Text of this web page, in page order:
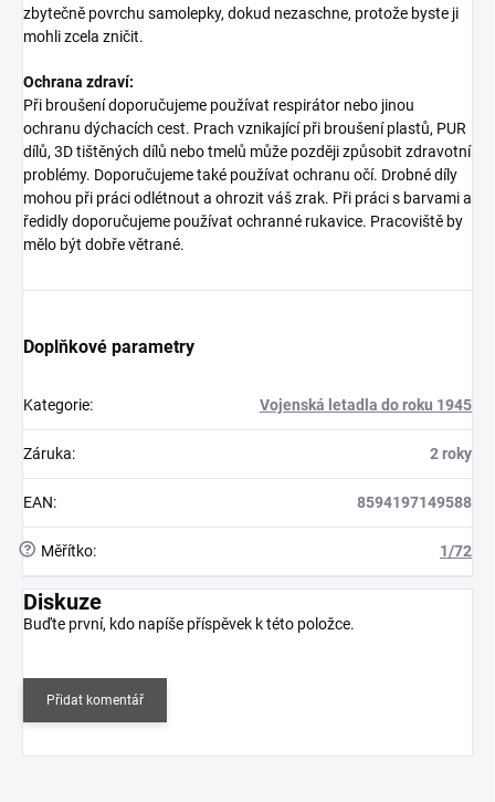
zbytečně povrchu samolepky, dokud nezaschne, protože byste ji
mohli zcela zničit.
Ochrana zdraví:
Při broušení doporučujeme používat respirátor nebo jinou
ochranu dýchacích cest. Prach vznikající při broušení plastů, PUR
dílů, 3D tištěných dílů nebo tmelů může později způsobit zdravotní
problémy. Doporučujeme také používat ochranu očí. Drobné díly
mohou při práci odlétnout a ohrozit váš zrak. Při práci s barvami a
ředidly doporučujeme používat ochranné rukavice. Pracoviště by
mělo být dobře větrané.
Doplňkové parametry
Kategorie: Vojenská letadla do roku 1945
Záruka: 2 roky
EAN: 8594197149588
? Měřítko: 1/72
Diskuze
Buďte první, kdo napíše příspěvek k této položce.
Přidat komentář